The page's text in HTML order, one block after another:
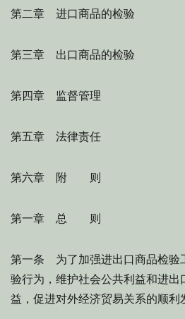
第二章 进口商品的检验
第三章 出口商品的检验
第四章 监督管理
第五章 法律责任
第六章 附 则
第一章 总 则
第一条 为了加强进出口商品检验
验行为，维护社会公共利益和进出
益，促进对外经济贸易关系的顺利